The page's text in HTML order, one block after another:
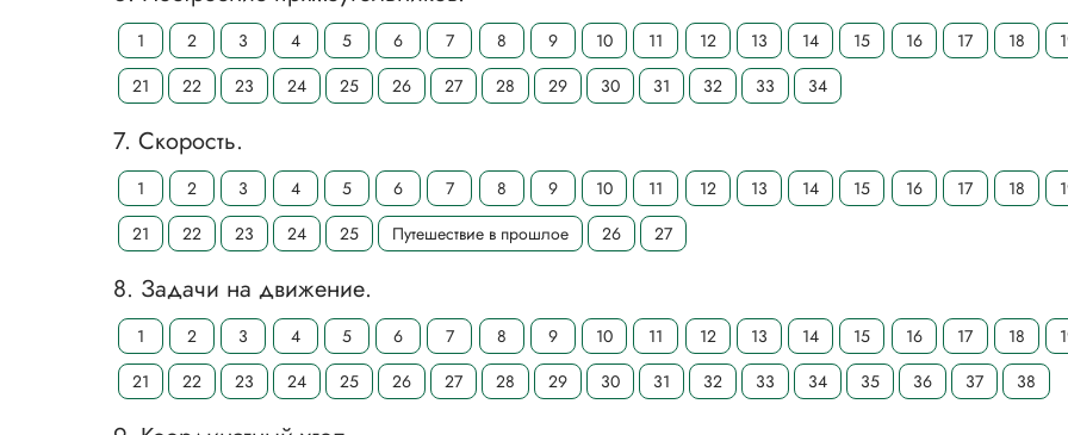
1 2 3 4 5 6 7 8 9 10 11 12 13 14 15 16 17 18
21
22 23 24 25 26 27 28 29 30 31 32 33 34
7. Скорость.
1 2 3 4 5 6 7 8 9 10 11 12 13 14 15 16 17 18
21
22 23 24 25 Путешествие в прошлое 26 27
8. Задачи на движение.
1 2 3 4 5 6 7 8 9 10 11 12 13 14 15 16 17 18
21
22 23 24 25 26 27 28 29 30 31 32 33 34 35 36 37 38